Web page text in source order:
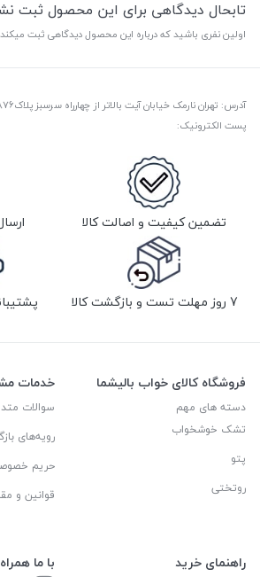
تابحال دیدگاهی برای این محصول ثبت
اولین نفری باشید که درباره این محصول دیدگاهی ثبت میکند
پست الکترونیک:
تضمین کیفیت و اصالت کالا
7 روز مهلت تست و بازگشت کالا
فروشگاه کالای خواب بالیشما
دسته های مهم
تشک خوشخواب
پتو
روتختی
خدمات
سوالات
رویه‌های
حریم
قوانین و
راهنمای خرید با ما